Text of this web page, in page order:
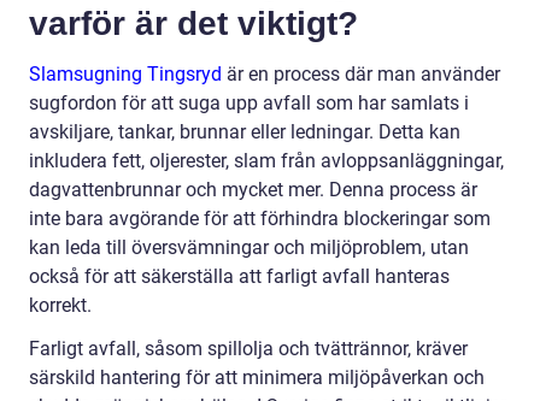
varför är det viktigt?
Slamsugning Tingsryd är en process där man använder
sugfordon för att suga upp avfall som har samlats i
avskiljare, tankar, brunnar eller ledningar. Detta kan
inkludera fett, oljerester, slam från avloppsanläggningar,
dagvattenbrunnar och mycket mer. Denna process är
inte bara avgörande för att förhindra blockeringar som
kan leda till översvämningar och miljöproblem, utan
också för att säkerställa att farligt avfall hanteras
korrekt.
Farligt avfall, såsom spillolja och tvättrännor, kräver
särskild hantering för att minimera miljöpåverkan och